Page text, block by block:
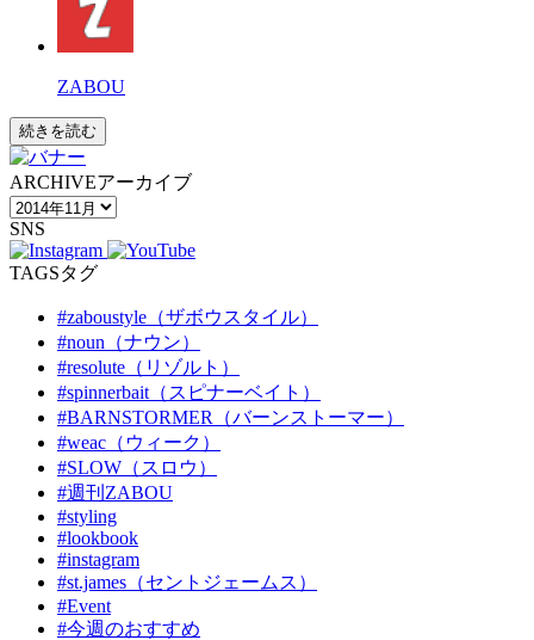
ZABOU
続きを読む
ARCHIVEアーカイブ
SNS
TAGSタグ
#zaboustyle（ザボウスタイル）
#noun（ナウン）
#resolute（リゾルト）
#spinnerbait（スピナーベイト）
#BARNSTORMER（バーンストーマー）
#weac（ウィーク）
#SLOW（スロウ）
#週刊ZABOU
#styling
#lookbook
#instagram
#st.james（セントジェームス）
#Event
#今週のおすすめ